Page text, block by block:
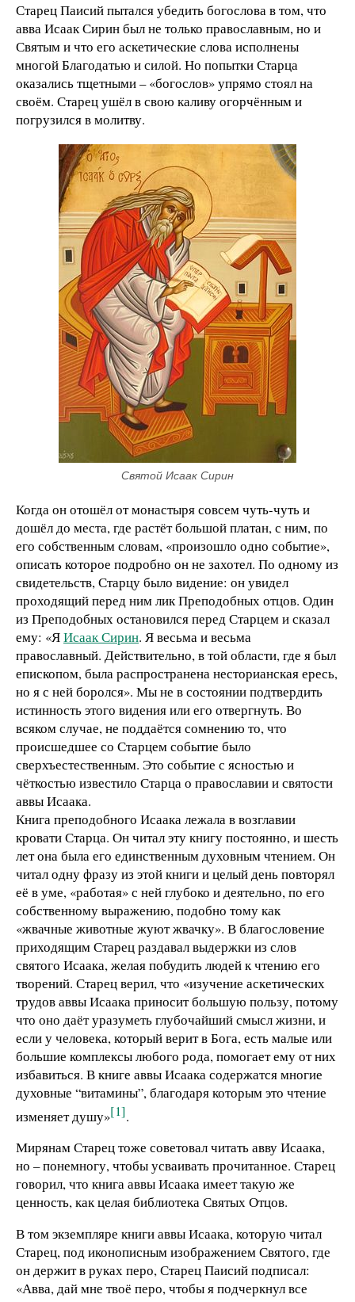
Старец Паисий пытался убедить богослова в том, что
авва Исаак Сирин был не только православным, но и
Святым и что его аскетические слова исполнены
многой Благодатью и силой. Но попытки Старца
оказались тщетными – «богослов» упрямо стоял на
своём. Старец ушёл в свою каливу огорчённым и
погрузился в молитву.
Святой Исаак Сирин
Когда он отошёл от монастыря совсем чуть-чуть и
дошёл до места, где растёт большой платан, с ним, по
его собственным словам, «произошло одно событие»,
описать которое подробно он не захотел. По одному из
свидетельств, Старцу было видение: он увидел
проходящий перед ним лик Преподобных отцов. Один
из Преподобных остановился перед Старцем и сказал
ему: «ЯИсаак Сирин. Я весьма и весьма
православный. Действительно, в той области, где я был
епископом, была распространена несторианская ересь,
но я с ней боролся». Мы не в состоянии подтвердить
истинность этого видения или его отвергнуть. Во
всяком случае, не поддаётся сомнению то, что
происшедшее со Старцем событие было
сверхъестественным. Это событие с ясностью и
чёткостью известило Старца о православии и святости
аввы Исаака.
Книга преподобного Исаака лежала в возглавии
кровати Старца. Он читал эту книгу постоянно, и шесть
лет она была его единственным духовным чтением. Он
читал одну фразу из этой книги и целый день повторял
её в уме, «работая» с ней глубоко и деятельно, по его
собственному выражению, подобно тому как
«жвачные животные жуют жвачку». В благословение
приходящим Старец раздавал выдержки из слов
святого Исаака, желая побудить людей к чтению его
творений. Старец верил, что «изучение аскетических
трудов аввы Исаака приносит большую пользу, потому
что оно даёт уразуметь глубочайший смысл жизни, и
если у человека, который верит в Бога, есть малые или
большие комплексы любого рода, помогает ему от них
избавиться. В книге аввы Исаака содержатся многие
духовные “витамины”, благодаря которым это чтение
изменяет душу»[1].
Мирянам Старец тоже советовал читать авву Исаака,
но – понемногу, чтобы усваивать прочитанное. Старец
говорил, что книга аввы Исаака имеет такую же
ценность, как целая библиотека Святых Отцов.
В том экземпляре книги аввы Исаака, которую читал
Старец, под иконописным изображением Святого, где
он держит в руках перо, Старец Паисий подписал:
«Авва, дай мне твоё перо, чтобы я подчеркнул все